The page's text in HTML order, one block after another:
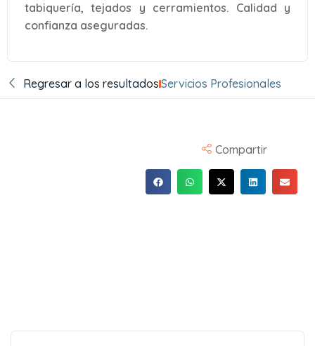
tabiquería, tejados y cerramientos. Calidad y
confianza aseguradas.
Regresar a los resultadosServicios Profesionales
Compartir